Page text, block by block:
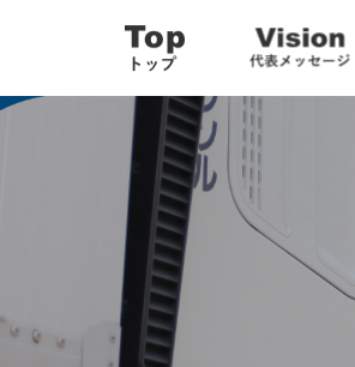
サイト
スタッフインタビュー